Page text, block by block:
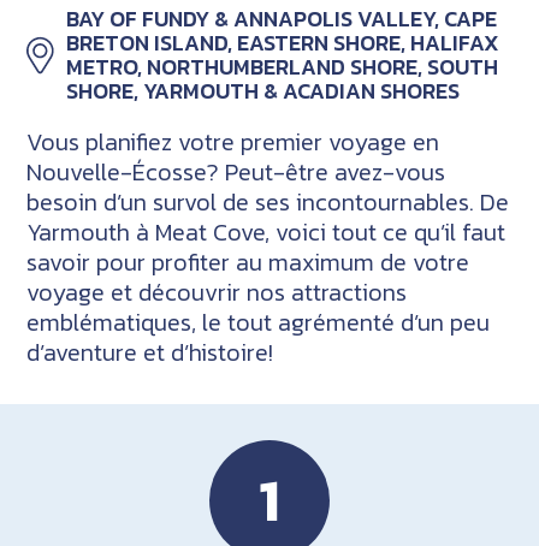
BAY OF FUNDY & ANNAPOLIS VALLEY, CAPE
BRETON ISLAND, EASTERN SHORE, HALIFAX
METRO, NORTHUMBERLAND SHORE, SOUTH
SHORE, YARMOUTH & ACADIAN SHORES
Vous planifiez votre premier voyage en
Nouvelle-Écosse? Peut-être avez-vous
besoin d’un survol de ses incontournables. De
Yarmouth à Meat Cove, voici tout ce qu’il faut
savoir pour profiter au maximum de votre
voyage et découvrir nos attractions
emblématiques, le tout agrémenté d’un peu
d’aventure et d’histoire!
1